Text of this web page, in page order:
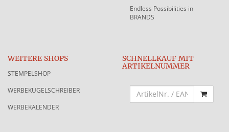
Endless Possibilities in
BRANDS
WEITERE SHOPS
STEMPELSHOP
WERBEKUGELSCHREIBER
WERBEKALENDER
SCHNELLKAUF MIT
ARTIKELNUMMER